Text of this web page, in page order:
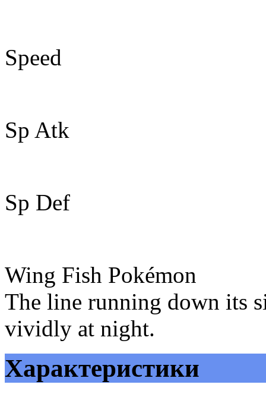
Speed
Sp Atk
Sp Def
Wing Fish Pokémon
The line running down its
vividly at night.
Характеристики